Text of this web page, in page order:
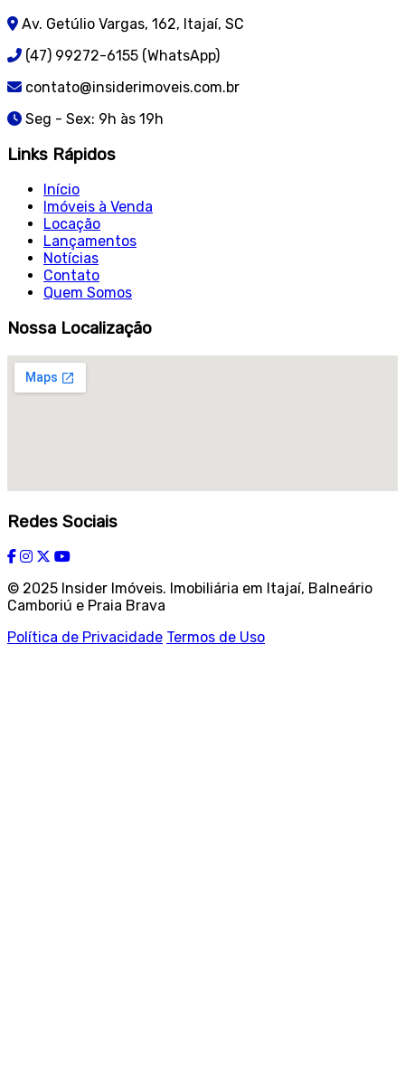
Av. Getúlio Vargas, 162, Itajaí, SC
(47) 99272-6155 (WhatsApp)
contato@insiderimoveis.com.br
Seg - Sex: 9h às 19h
Links Rápidos
Início
Imóveis à Venda
Locação
Lançamentos
Notícias
Contato
Quem Somos
Nossa Localização
Redes Sociais
© 2025 Insider Imóveis. Imobiliária em Itajaí, Balneário
Camboriú e Praia Brava
Política de Privacidade Termos de Uso